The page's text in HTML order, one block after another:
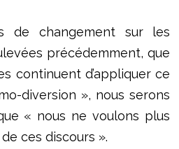
de changement sur les
précédemment, que
continuent d’appliquer ce
diversion », nous serons
« nous ne voulons plus
ces discours ».